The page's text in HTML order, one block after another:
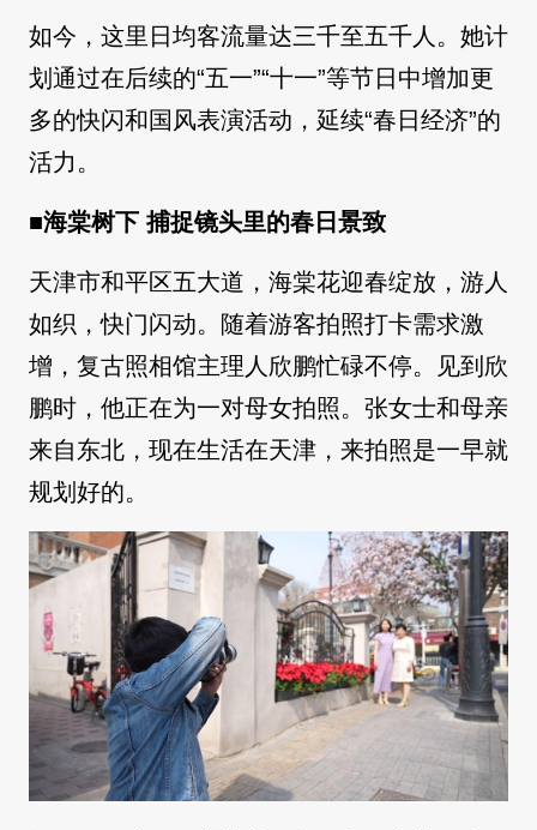
如今，这里日均客流量达三千至五千人。她计
划通过在后续的“五一”“十一”等节日中增加更
多的快闪和国风表演活动，延续“春日经济”的
活力。
■海棠树下 捕捉镜头里的春日景致
天津市和平区五大道，海棠花迎春绽放，游人
如织，快门闪动。随着游客拍照打卡需求激
增，复古照相馆主理人欣鹏忙碌不停。见到欣
鹏时，他正在为一对母女拍照。张女士和母亲
来自东北，现在生活在天津，来拍照是一早就
规划好的。